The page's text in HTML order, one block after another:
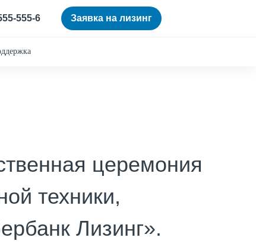
555-6 Заявка на лизинг
церемония
техники,
Лизинг».